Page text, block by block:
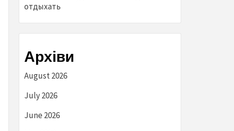
отдыхать
Архіви
August 2026
July 2026
June 2026